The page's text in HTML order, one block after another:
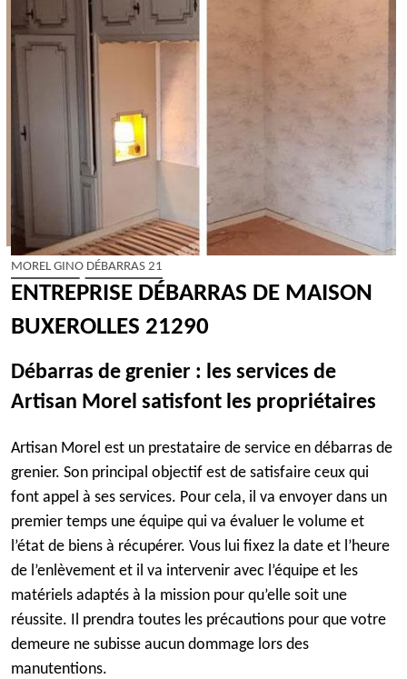
MOREL GINO DÉBARRAS 21
ENTREPRISE DÉBARRAS DE MAISON
BUXEROLLES 21290
Débarras de grenier : les services de
Artisan Morel satisfont les propriétaires
Artisan Morel est un prestataire de service en débarras de
grenier. Son principal objectif est de satisfaire ceux qui
font appel à ses services. Pour cela, il va envoyer dans un
premier temps une équipe qui va évaluer le volume et
l’état de biens à récupérer. Vous lui fixez la date et l’heure
de l’enlèvement et il va intervenir avec l’équipe et les
matériels adaptés à la mission pour qu’elle soit une
réussite. Il prendra toutes les précautions pour que votre
demeure ne subisse aucun dommage lors des
manutentions.